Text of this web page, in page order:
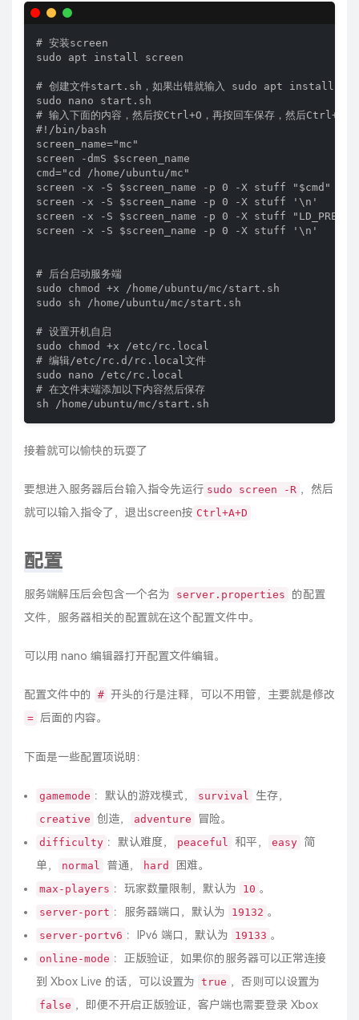
# 安装screen
sudo apt install screen
# 创建文件start.sh，如果出错就输入 sudo apt install
sudo nano start.sh
# 输入下面的内容，然后按Ctrl+O，再按回车保存，然后Ctrl+X推
#!/bin/bash
screen_name="mc"
screen -dmS $screen_name
cmd="cd /home/ubuntu/mc"
screen -x -S $screen_name -p 0 -X stuff "$cmd"
screen -x -S $screen_name -p 0 -X stuff '\n'
screen -x -S $screen_name -p 0 -X stuff
screen -x -S $screen_name -p 0 -X stuff '\n'
# 后台启动服务端
sudo chmod +x /home/ubuntu/mc/start.sh
sudo sh /home/ubuntu/mc/start.sh
# 设置开机自启
sudo chmod +x /etc/rc.local
# 编辑/etc/rc.d/rc.local文件
sudo nano /etc/rc.local
# 在文件末端添加以下内容然后保存
sh /home/ubuntu/mc/start.sh
接着就可以愉快的玩耍了
要想进入服务器后台输入指令先运行 sudo screen -R ，然后
就可以输入指令了，退出screen按 Ctrl+A+D
配置
服务端解压后会包含一个名为 server.properties
的配置
文件，服务器相关的配置就在这个配置文件中。
可以用 nano 编辑器打开配置文件编辑。
配置文件中的 # 开头的行是注释，可以不用管，主要就是修改
= 后面的内容。
下面是一些配置项说明：
gamemode ：默认的游戏模式， survival 生存，
creative 创造， adventure 冒险。
difficulty ：默认难度， peaceful 和平， easy 简
单，
normal 普通， hard 困难。
max-players ：玩家数量限制，默认为 10 。
server-port ：服务器端口，默认为 19132 。
server-portv6 ：IPv6 端口，默认为 19133 。
online-mode ：正版验证，如果你的服务器可以正常连接
到 Xbox Live 的话，可以设置为 true ，否则可以设置为
false ，即便不开启正版验证，客户端也需要登录 Xbox